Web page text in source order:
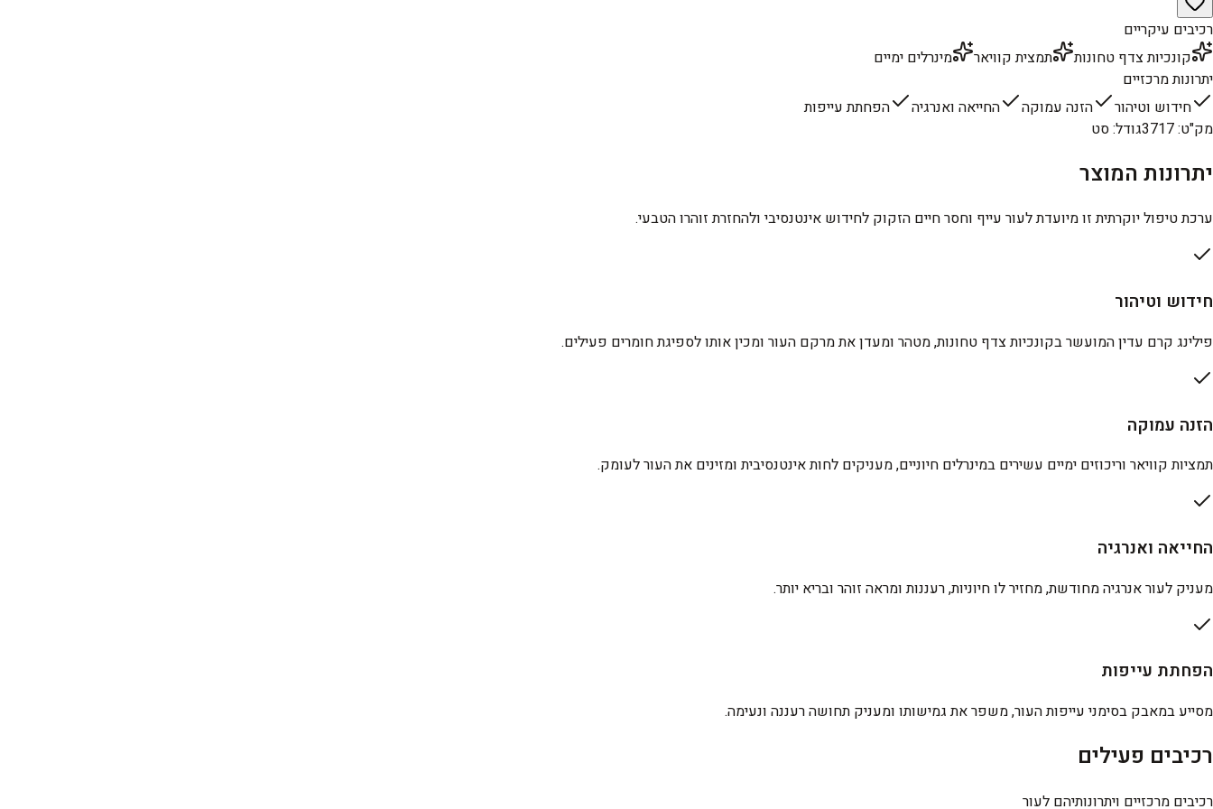
רכיבים עיקריים
קונכיות צדף טחונות
תמצית קוויאר
מינרלים ימיים
יתרונות מרכזיים
חידוש וטיהור
הזנה עמוקה החייאה ואנרגיה
הפחתת עייפות
מק"ט:
3717גודל:סט
יתרונות המוצר
ערכת טיפול יוקרתית זו מיועדת לעור עייף וחסר חיים הזקוק לחידוש אינטנסיבי ולהחזרת זוהרו הטבעי.
חידוש וטיהור
פילינג קרם עדין המועשר בקונכיות צדף טחונות, מטהר ומעדן את מרקם העור ומכין אותו לספיגת חומרים פעילים.
הזנה עמוקה
תמציות קוויאר וריכוזים ימיים עשירים במינרלים חיוניים, מעניקים לחות אינטנסיבית ומזינים את העור לעומק.
החייאה ואנרגיה
מעניק לעור אנרגיה מחודשת, מחזיר לו חיוניות, רעננות ומראה זוהר ובריא יותר.
הפחתת עייפות
מסייע במאבק בסימני עייפות העור, משפר את גמישותו ומעניק תחושה רעננה ונעימה.
רכיבים פעילים
רכיבים מרכזיים ויתרונותיהם לעור